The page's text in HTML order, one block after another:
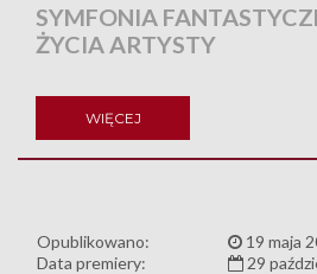
SYMFONIA
ŻYCIA ARTYSTY
WIĘCEJ
Opublikowano:
19 maja
Data premiery:
29